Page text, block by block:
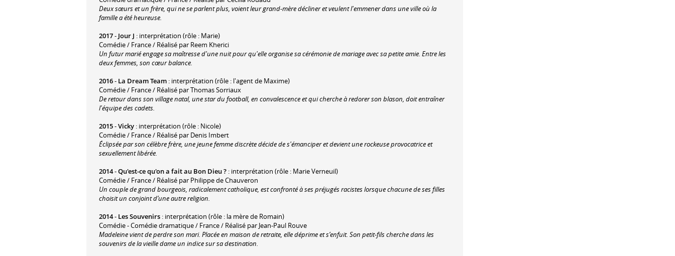
Deux sœurs et un frère, qui ne se parlent plus, voient leur grand-mère décliner et veulent l'emmener dans une ville où la
famille a été heureuse.
2017- Jour J : interprétation (rôle : Marie)
Comédie / France / Réalisé par Reem Kherici
Un futur marié engage sa maîtresse d'une nuit pour qu'elle organise sa cérémonie de mariage avec sa petite amie. Entre les
deux femmes, son cœur balance.
2016- La Dream Team : interprétation (rôle : l'agent de Maxime)
Comédie / France / Réalisé par Thomas Sorriaux
De retour dans son village natal, une star du football, en convalescence et qui cherche à redorer son blason, doit entraîner
l'équipe des cadets.
2015-Vicky : interprétation (rôle : Nicole)
Comédie / France / Réalisé par Denis Imbert
Éclipsée par son célèbre frère, une jeune femme discrète décide de s'émanciper et devient une rockeuse provocatrice et
sexuellement libérée.
2014-Qu'est-ce qu'on a fait au Bon Dieu ? : interprétation (rôle : Marie Verneuil)
Comédie / France / Réalisé par Philippe de Chauveron
Un couple de grand bourgeois, radicalement catholique, est confronté à ses préjugés racistes lorsque chacune de ses filles
choisit un conjoint d’une autre religion.
2014- Les Souvenirs : interprétation (rôle : la mère de Romain)
Comédie - Comédie dramatique / France / Réalisé par Jean-Paul Rouve
Madeleine vient de perdre son mari. Placée en maison de retraite, elle déprime et s’enfuit. Son petit-fils cherche dans les
souvenirs de la vieille dame un indice sur sa destination.